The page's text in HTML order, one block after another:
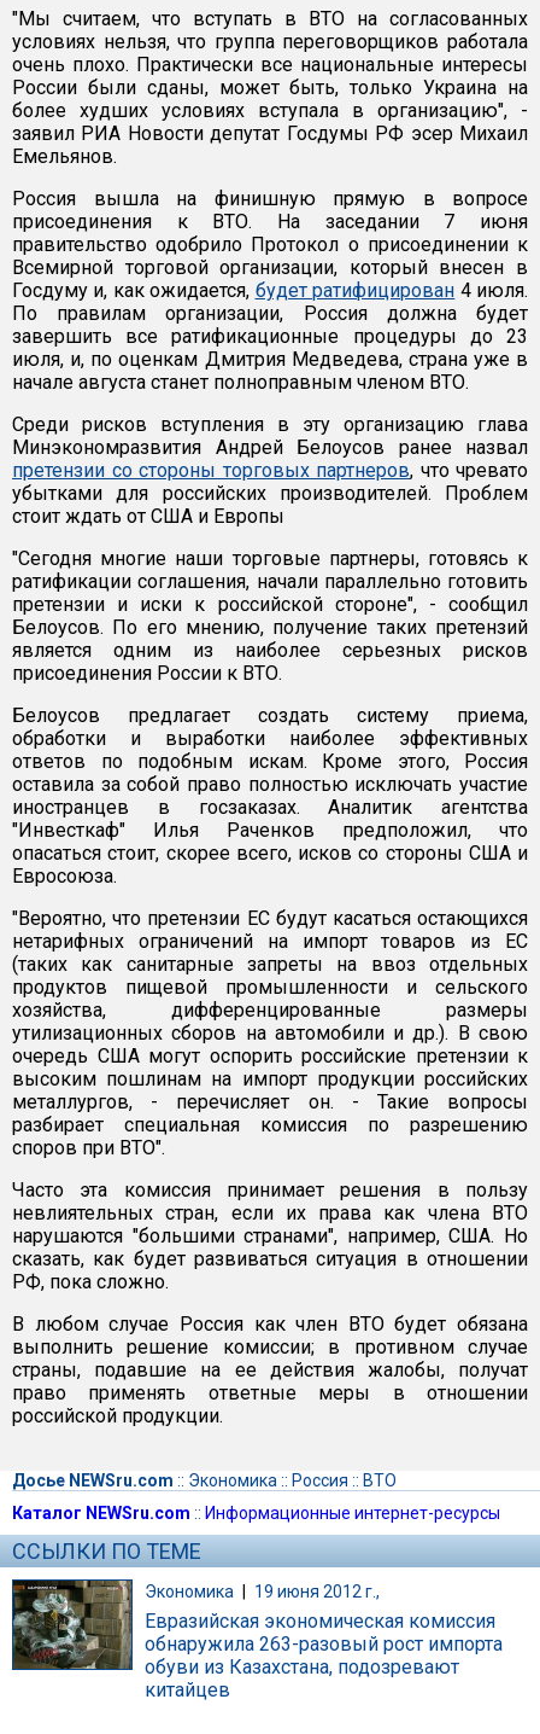
"Мы считаем, что вступать в ВТО на согласованных
условиях нельзя, что группа переговорщиков работала
очень плохо. Практически все национальные интересы
России были сданы, может быть, только Украина на
более худших условиях вступала в организацию", -
заявил РИА Новости депутат Госдумы РФ эсер Михаил
Емельянов.
Россия вышла на финишную прямую в вопросе
присоединения к ВТО. На заседании 7 июня
правительство одобрило Протокол о присоединении к
Всемирной торговой организации, который внесен в
Госдуму и, как ожидается, будет ратифицирован 4 июля.
По правилам организации, Россия должна будет
завершить все ратификационные процедуры до 23
июля, и, по оценкам Дмитрия Медведева, страна уже в
начале августа станет полноправным членом ВТО.
Среди рисков вступления в эту организацию глава
Минэкономразвития Андрей Белоусов ранее назвал
претензии со стороны торговых партнеров, что чревато
убытками для российских производителей. Проблем
стоит ждать от США и Европы
"Сегодня многие наши торговые партнеры, готовясь к
ратификации соглашения, начали параллельно готовить
претензии и иски к российской стороне", - сообщил
Белоусов. По его мнению, получение таких претензий
является одним из наиболее серьезных рисков
присоединения России к ВТО.
Белоусов предлагает создать систему приема,
обработки и выработки наиболее эффективных
ответов по подобным искам. Кроме этого, Россия
оставила за собой право полностью исключать участие
иностранцев в госзаказах. Аналитик агентства
"Инвесткаф" Илья Раченков предположил, что
опасаться стоит, скорее всего, исков со стороны США и
Евросоюза.
"Вероятно, что претензии ЕС будут касаться остающихся
нетарифных ограничений на импорт товаров из ЕС
(таких как санитарные запреты на ввоз отдельных
продуктов пищевой промышленности и сельского
хозяйства, дифференцированные размеры
утилизационных сборов на автомобили и др.). В свою
очередь США могут оспорить российские претензии к
высоким пошлинам на импорт продукции российских
металлургов, - перечисляет он. - Такие вопросы
разбирает специальная комиссия по разрешению
споров при ВТО".
Часто эта комиссия принимает решения в пользу
невлиятельных стран, если их права как члена ВТО
нарушаются "большими странами", например, США. Но
сказать, как будет развиваться ситуация в отношении
РФ, пока сложно.
В любом случае Россия как член ВТО будет обязана
выполнить решение комиссии; в противном случае
страны, подавшие на ее действия жалобы, получат
право применять ответные меры в отношении
российской продукции.
Досье NEWSru.com :: Экономика :: Россия :: ВТО
Каталог NEWSru.com :: Информационные интернет-ресурсы
ССЫЛКИ ПО ТЕМЕ
Экономика | 19 июня 2012 г.,
Евразийская экономическая комиссия
обнаружила 263-разовый рост импорта
обуви из Казахстана, подозревают
китайцев